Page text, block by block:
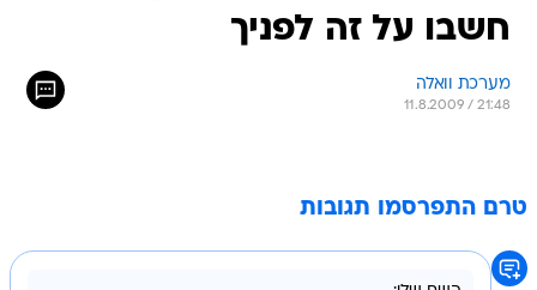
חשבו על זה לפניך
מערכת וואלה
11.8.2009 / 21:48
טרם התפרסמו תגובות